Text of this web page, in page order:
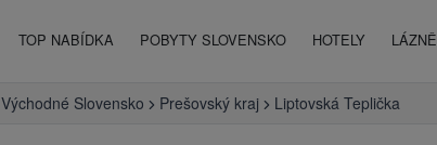
TOP NABÍDKA POBYTY SLOVENSKO HOTELY LÁZNĚ
Východné Slovensko Prešovský kraj Liptovská Teplička